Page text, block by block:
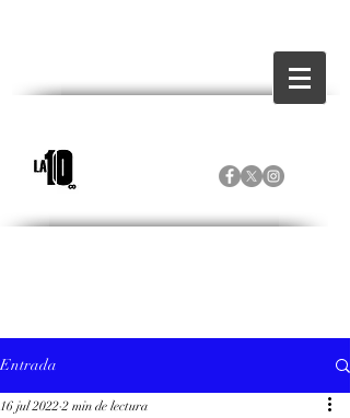
Entrada
16 jul 2022 2 min de lectura